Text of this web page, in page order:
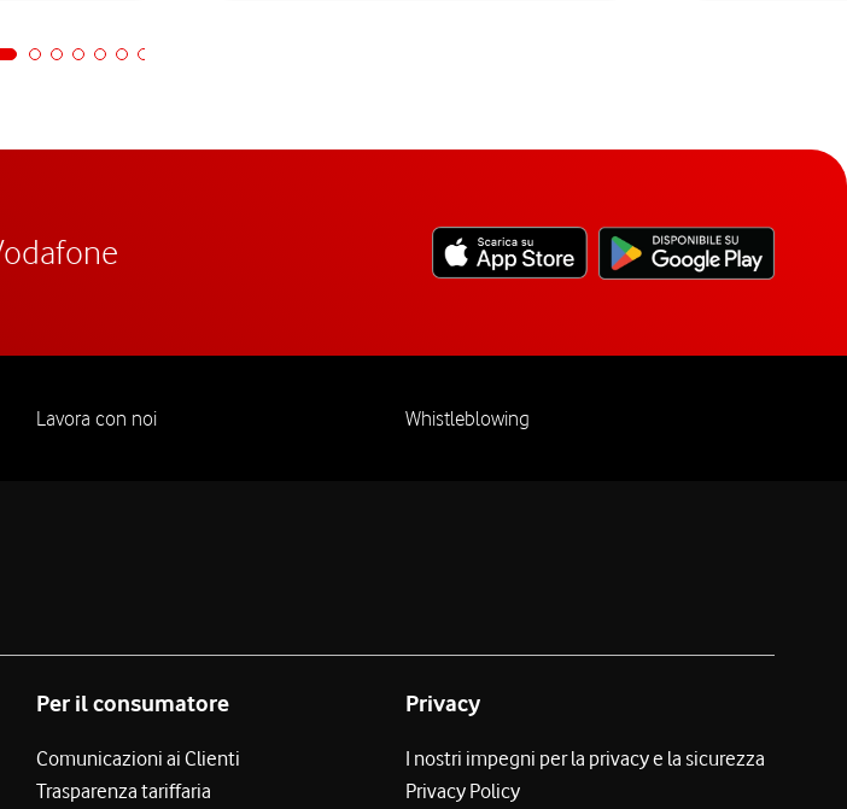
Lavora con noi Whistleblowing
Per il consumatore
Comunicazioni ai Clienti
Trasparenza tariffaria
Privacy
I nostri impegni per la privacy e la sicurezza
Privacy Policy